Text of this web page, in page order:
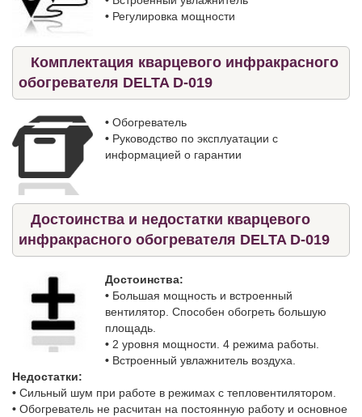
• Регулировка мощности
Комплектация кварцевого инфракрасного
обогревателя DELTA D-019
• Обогреватель
• Руководство по эксплуатации с
информацией о гарантии
Достоинства и недостатки кварцевого
инфракрасного обогревателя DELTA D-019
Достоинства:
• Большая мощность и встроенный
вентилятор. Способен обогреть большую
площадь.
• 2 уровня мощности. 4 режима работы.
• Встроенный увлажнитель воздуха.
Недостатки:
• Сильный шум при работе в режимах с тепловентилятором.
• Обогреватель не расчитан на постоянную работу и основное